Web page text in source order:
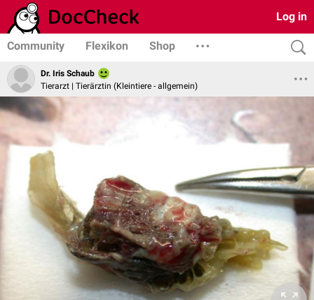
Log in
Community Flexikon Shop
Dr. Iris Schaub
Tierarzt | Tierärztin (Kleintiere - allgemein)